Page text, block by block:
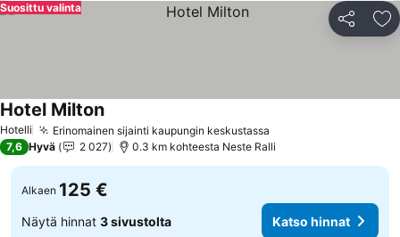
Jaa
Suosittu valinta
Hotelli Erinomainen sijainti kaupungin keskustassa
Hotel MiltonKatso hinnat
7,6 Hyvä 2 027 0.3 km kohteesta Neste Ralli
Alkaen 125 €
Näytä hinnat 3 sivustolta Katso hinnat